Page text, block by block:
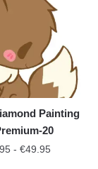
Painting
20
- €49.95